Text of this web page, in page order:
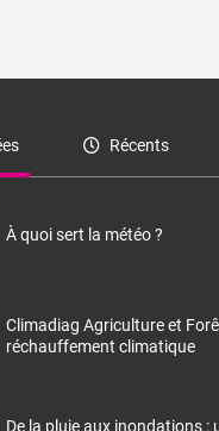
Récents
À quoi sert la météo ?
Climadiag Agriculture et
réchauffement climatique
De la pluie aux inondations :